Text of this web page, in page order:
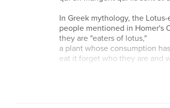
In Greek mythology, the
people mentioned in Homer's
they are "eaters of lotus,"
​a plant whose consumption
eat it forget who they are and